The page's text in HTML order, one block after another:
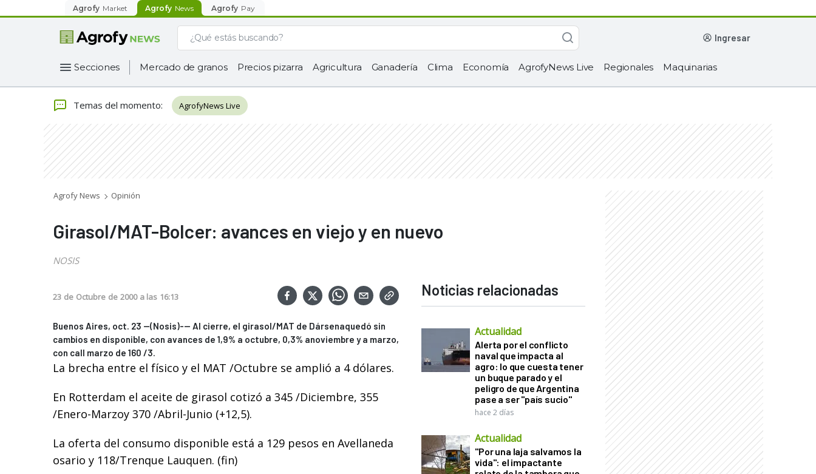
Agrofy Market Agrofy News Agrofy Pay
ingresar
Secciones Mercado de granos Precios pizarra Agricultura Ganadería Clima Economía AgrofyNews Live Regionales Maquinarias
Temas del momento: AgrofyNews Live
Agrofy News Opinión
Girasol/MAT-Bolcer: avances en viejo y en nuevo
NOSIS
23 de Octubre de 2000 a las 16:13
Buenos Aires, oct. 23 --(Nosis)-— Al cierre, el girasol/MAT de Dársenaquedó sin
cambios en disponible, con avances de 1,9% a octubre, 0,3% anoviembre y a marzo,
con call marzo de 160 /3.
La brecha entre el físico y el MAT /Octubre se amplió a 4 dólares.
En Rotterdam el aceite de girasol cotizó a 345 /Diciembre, 355
/Enero-Marzoy 370 /Abril-Junio (+12,5).
La oferta del consumo disponible está a 129 pesos en Avellaneda
osario y 118/Trenque Lauquen. (fin)
Noticias relacionadas
Actualidad
Alerta por el conflicto
naval que impacta al
agro: lo que cuesta tener
un buque parado y el
peligro de que Argentina
pase a ser "país sucio"
hace 2 días
Actualidad
"Por una laja salvamos la
vida": el impactante